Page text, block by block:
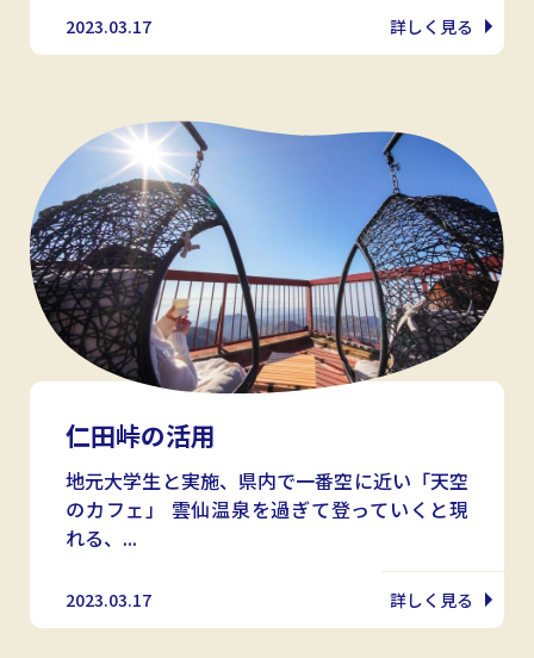
2023.03.17 詳しく見る
仁田峠の活用
地元大学生と実施、県内で一番空に近い「天空
のカフェ」 雲仙温泉を過ぎて登っていくと現
れる、...
2023.03.17 詳しく見る